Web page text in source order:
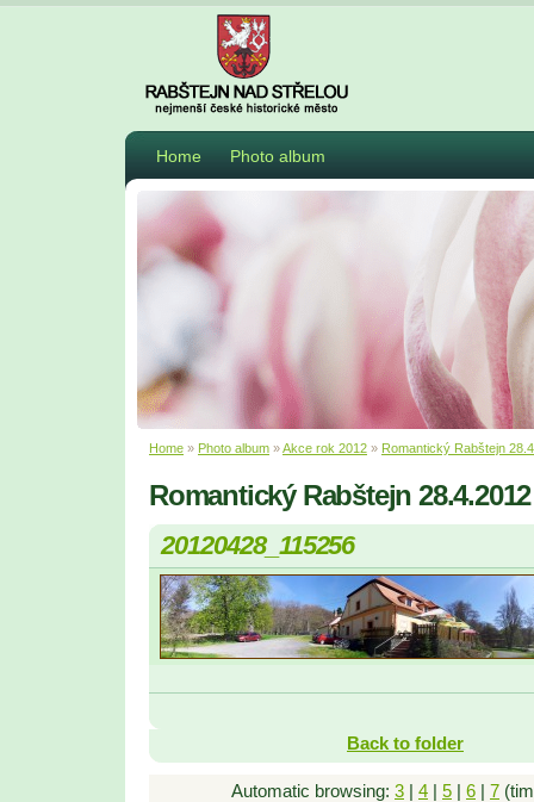
Home Photo album
Home » Photo album »Akce rok 2012 » Romantický Rabštejn
Romantický Rabštejn 28.4.2012
20120428_115256
Back to folder
Automatic browsing: 3 | 4 | 5 | 6 | 7